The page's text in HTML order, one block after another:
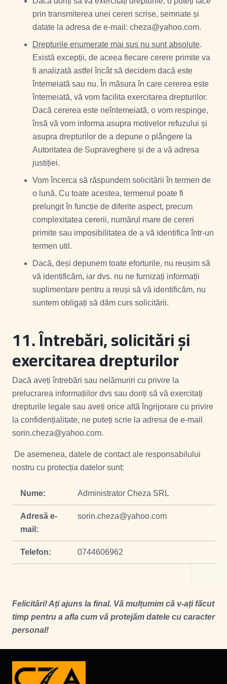
prin transmiterea unei cereri scrise, semnate și
datate la adresa de e-mail: cheza@yahoo.com.
Drepturile enumerate mai sus nu sunt absolute.
Există excepții, de aceea fiecare cerere primite va
fi analizată astfel încât să decidem dacă este
întemeiată sau nu. În măsura în care cererea este
întemeiată, vă vom facilita exercitarea drepturilor.
Dacă cererea este neîntemeiată, o vom respinge,
însă vă vom informa asupra motivelor refuzului și
asupra drepturilor de a depune o plângere la
Autoritatea de Supraveghere și de a vă adresa
justiției.
Vom încerca să răspundem solicitării în termen de
o lună. Cu toate acestea, termenul poate fi
prelungit în funcție de diferite aspect, precum
complexitatea cererii, numărul mare de cereri
primite sau imposibilitatea de a vă identifica într-un
termen util.
Dacă, deși depunem toate eforturile, nu reușim să
vă identificăm, iar dvs. nu ne furnizați informații
suplimentare pentru a reuși să vă identificăm, nu
suntem obligați să dăm curs solicitării.
11. Întrebări, solicitări și
exercitarea drepturilor
Dacă aveți întrebări sau nelămuriri cu privire la
prelucrarea informațiilor dvs sau doriți să vă exercitați
drepturile legale sau aveți orice altă îngrijorare cu privire
la confidențialitate, ne puteți scrie la adresa de e-mail
sorin.cheza@yahoo.com.
De asemenea, datele de contact ale responsabilului
nostru cu protecția datelor sunt:
Nume: Administrator Cheza SRL
Adresă e-
mail:
sorin.cheza@yahoo.com
Telefon: 0744606962
Felicitări! Ați ajuns la final. Vă mulțumim că v-ați făcut
timp pentru a afla cum vă protejăm datele cu caracter
personal!